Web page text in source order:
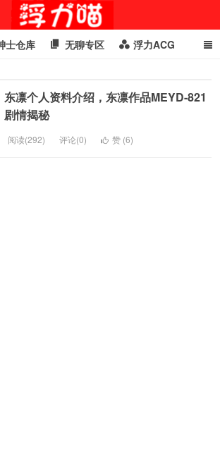
喵星闻
士仓库 无聊专区 浮力ACG
东凛个人资料介绍，东凛作品MEYD-821
剧情揭秘
阅读(292) 评论(0) 赞 (6)